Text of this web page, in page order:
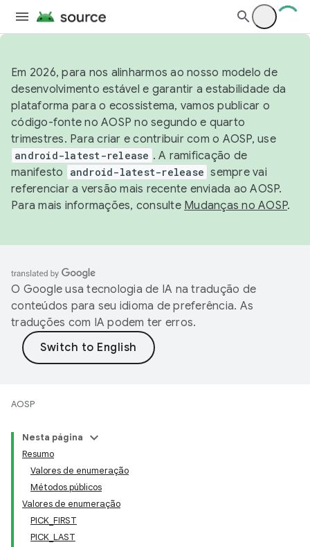
Em 2026, para nos alinharmos ao nosso modelo de
desenvolvimento estável e garantir a estabilidade da
plataforma para o ecossistema, vamos publicar o
código-fonte no AOSP no segundo e quarto
trimestres. Para criar e contribuir com o AOSP, use
android-latest-release . A ramificação de
manifesto
android-latest-release sempre vai
referenciar a versão mais recente enviada ao AOSP.
Para mais informações, consulte Mudanças no AOSP.
O Google usa tecnologia de IA na tradução de
conteúdos para seu idioma de preferência. As
traduções com IA podem ter erros.
AOSP
Nesta página
Resumo
Valores de enumeração
Métodos públicos
Valores de enumeração
PICK_FIRST
PICK_LAST